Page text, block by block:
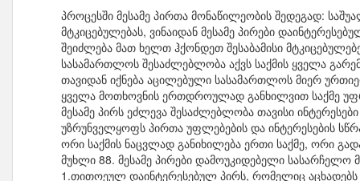
პროცესში მესამე პირთა მონაწილეობის შედეგად:
მტკიცებულებას, ვინაიდან მესამე პირები
შეიძლება მათ ხელთ ჰქონდეთ შესაბამისი
სასამართლოს შესაძლებლობა აქვს საქმის ყველა
თავიდან იქნება აცილებული სასამართლოს მიერ
ყველა მოთხოვნის ერთდროულად განხილვით საქმე
მესამე პირს ეძლევა შესაძლებლობა თავისი
უზრუნველყოფს პირთა უფლებების და ინტერესების
ორი საქმის ნაცვლად განიხილება ერთი საქმე, ორი
მუხლი 88. მესამე პირები დამოუკიდებელი სასარჩელო
1.თითოეულ დაინტერესებულ პირს, რომელიც აცხადებს